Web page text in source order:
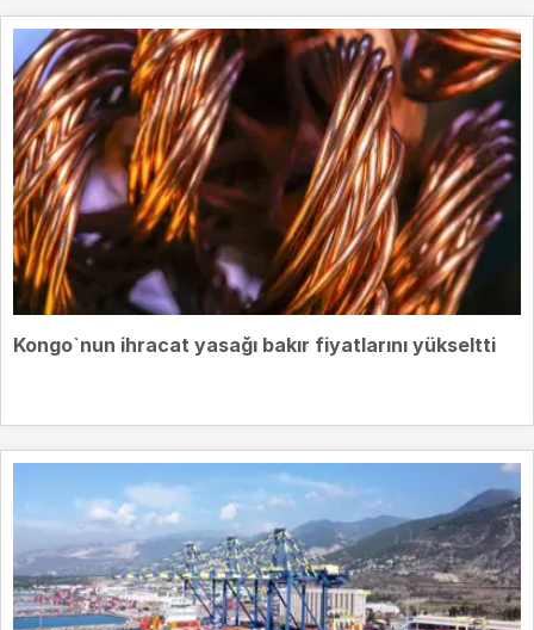
Kongo`nun ihracat yasağı bakır fiyatlarını yükseltti